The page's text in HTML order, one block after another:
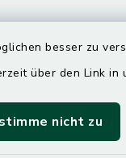
besser zu
über den Link in
nicht zu